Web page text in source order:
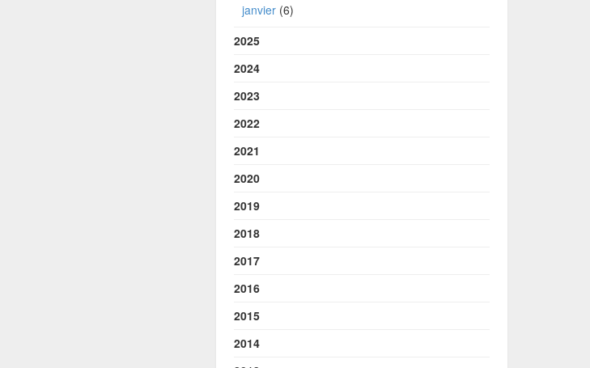
janvier(6)
2025
2024
2023
2022
2021
2020
2019
2018
2017
2016
2015
2014